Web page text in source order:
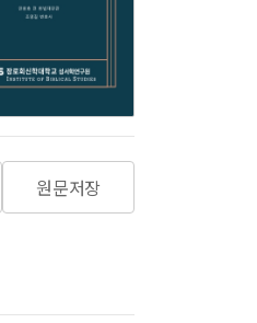
원문저장